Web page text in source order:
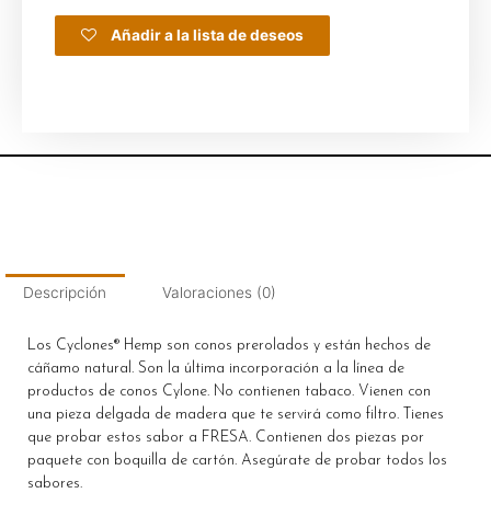
Añadir a la lista de deseos
Descripción Valoraciones (0)
Los Cyclones® Hemp son conos prerolados y están hechos de
cáñamo natural. Son la última incorporación a la línea de
productos de conos Cylone. No contienen tabaco. Vienen con
una pieza delgada de madera que te servirá como filtro. Tienes
que probar estos sabor a FRESA. Contienen dos piezas por
paquete con boquilla de cartón. Asegúrate de probar todos los
sabores.